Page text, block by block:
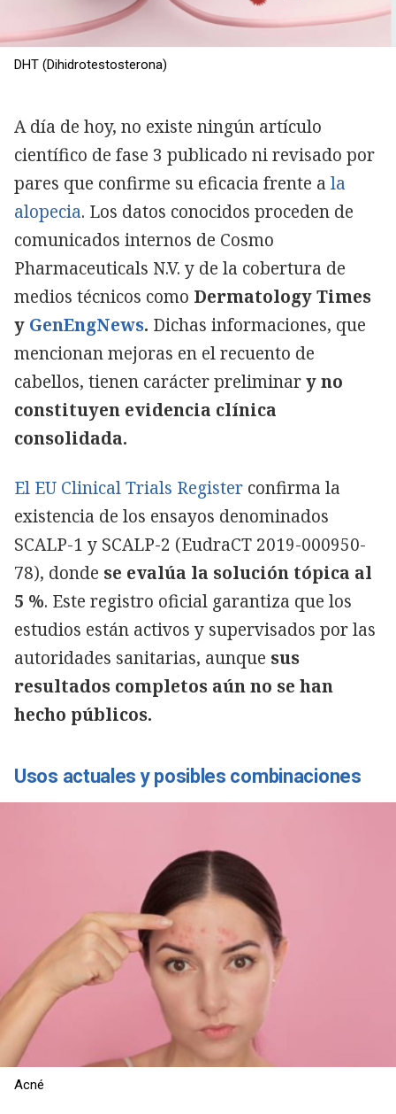
DHT (Dihidrotestosterona)
A día de hoy, no existe ningún artículo
científico de fase 3 publicado ni revisado por
pares que confirme su eficacia frente a la
alopecia. Los datos conocidos proceden de
comunicados internos de Cosmo
Pharmaceuticals N.V. y de la cobertura de
medios técnicos como Dermatology Times
y GenEngNews. Dichas informaciones, que
mencionan mejoras en el recuento de
cabellos, tienen carácter preliminary no
constituyen evidencia clínica
consolidada.
El EU Clinical Trials Register confirma la
existencia de los ensayos denominados
SCALP-1 y SCALP-2 (EudraCT 2019-000950-
78), donde se evalúa la solución tópica al
5 %. Este registro oficial garantiza que los
estudios están activos y supervisados por las
autoridades sanitarias, aunque sus
resultados completos aún no se han
hecho públicos.
Usos actuales y posibles combinaciones
Acné